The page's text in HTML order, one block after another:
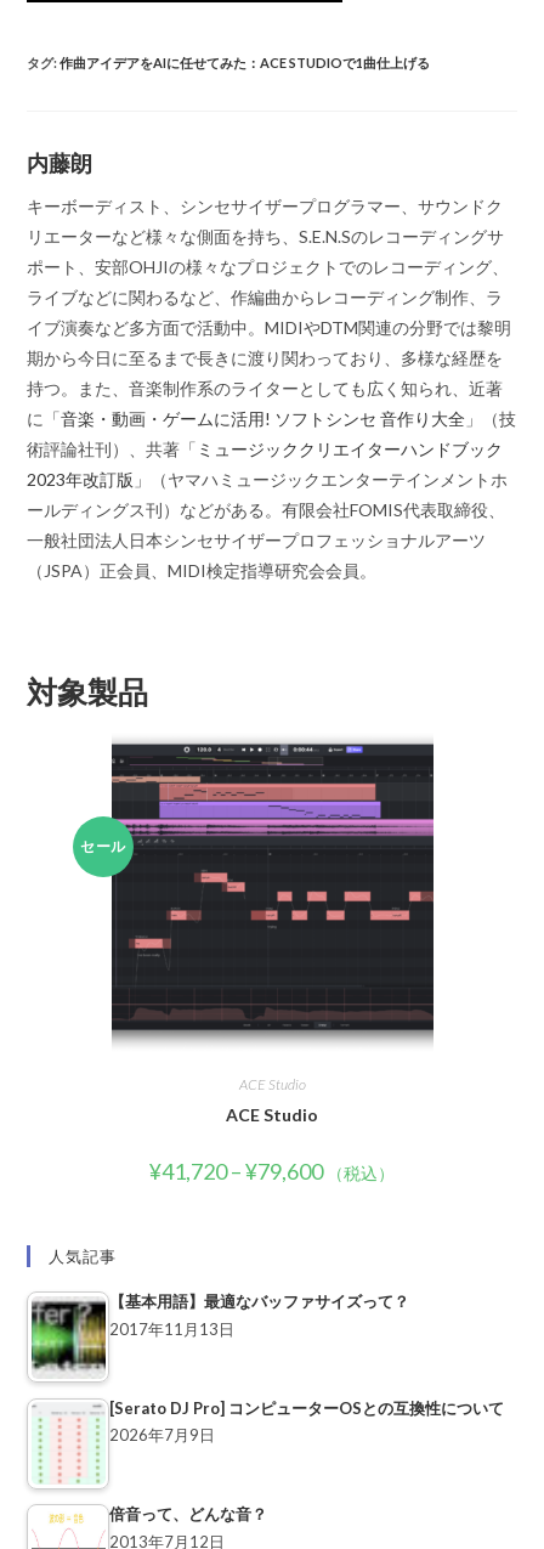
タグ:作曲アイデアをAIに任せてみた：ACE STUDIOで1曲仕上げる
内藤朗
キーボーディスト、シンセサイザープログラマー、サウンドク
リエーターなど様々な側面を持ち、S.E.N.Sのレコーディングサ
ポート、安部OHJIの様々なプロジェクトでのレコーディング、
ライブなどに関わるなど、作編曲からレコーディング制作、ラ
イブ演奏など多方面で活動中。MIDIやDTM関連の分野では黎明
期から今日に至るまで長きに渡り関わっており、多様な経歴を
持つ。また、音楽制作系のライターとしても広く知られ、近著
に「音楽・動画・ゲームに活用! ソフトシンセ 音作り大全 」（技
術評論社刊）、共著「 ミュージッククリエイターハンドブック
2023年改訂版 」（ヤマハミュージックエンターテインメントホ
ールディングス刊）などがある。有限会社FOMIS代表取締役、
一般社団法人日本シンセサイザープロフェッショナルアーツ
（JSPA）正会員、MIDI検定指導研究会会員。
対象製品
セール
ACE Studio
ACE Studio
¥41,720–¥79,600 （税込）
人気記事
【基本用語】最適なバッファサイズって？
2017年11月13日
[Serato DJ Pro] コンピューターOSとの互換性について
2026年7月9日
倍音って、どんな音？
2013年7月12日